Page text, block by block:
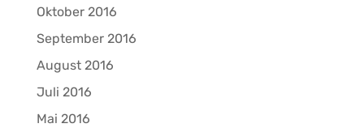
Oktober 2016
September 2016
August 2016
Juli 2016
Mai 2016